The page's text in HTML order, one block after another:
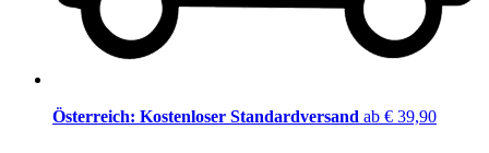
Österreich: Kostenloser Standardversand ab € 39,90